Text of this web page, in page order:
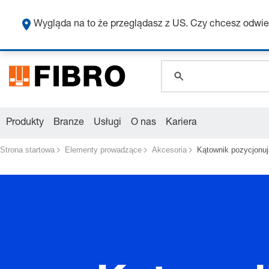
Produkty Branze Usługi O nas Kariera
Strona startowa Elementy prowadzące Akcesoria Kątownik
Wygląda na to że przeglądasz z US. Czy chcesz